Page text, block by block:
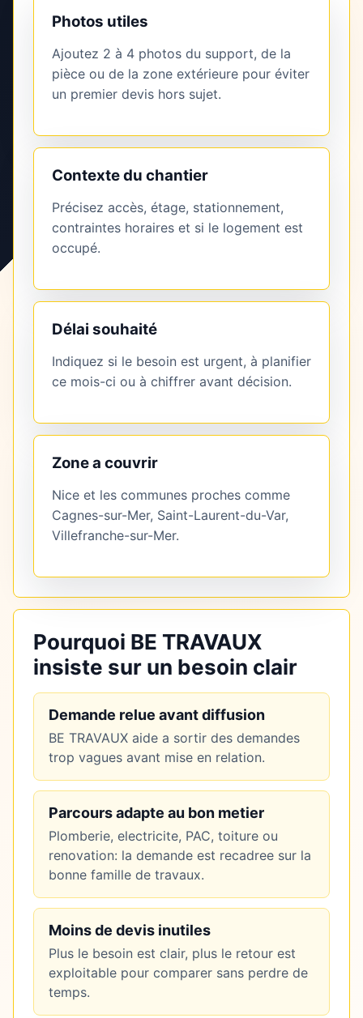
Photos utiles
Ajoutez 2 à 4 photos du support, de la
pièce ou de la zone extérieure pour éviter
un premier devis hors sujet.
Contexte du chantier
Précisez accès, étage, stationnement,
contraintes horaires et si le logement est
occupé.
Délai souhaité
Indiquez si le besoin est urgent, à planifier
ce mois-ci ou à chiffrer avant décision.
Zone a couvrir
Nice et les communes proches comme
Cagnes-sur-Mer, Saint-Laurent-du-Var,
Villefranche-sur-Mer.
Pourquoi BE TRAVAUX
insiste sur un besoin clair
Demande relue avant diffusion
BE TRAVAUX aide a sortir des demandes
trop vagues avant mise en relation.
Parcours adapte au bon metier
Plomberie, electricite, PAC, toiture ou
renovation: la demande est recadree sur la
bonne famille de travaux.
Moins de devis inutiles
Plus le besoin est clair, plus le retour est
exploitable pour comparer sans perdre de
temps.